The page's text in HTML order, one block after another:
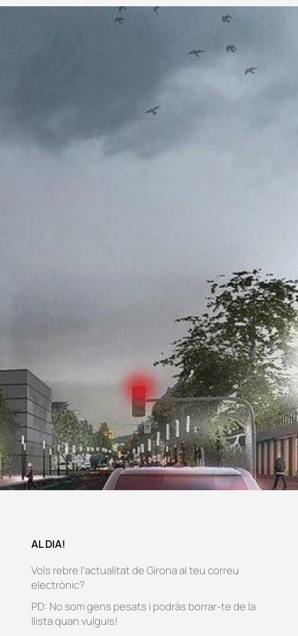
AL DIA!
Vols rebre l’actualitat de Girona al teu correu
electrònic?
PD: No som gens pesats i podràs borrar-te de la
llista quan vulguis!